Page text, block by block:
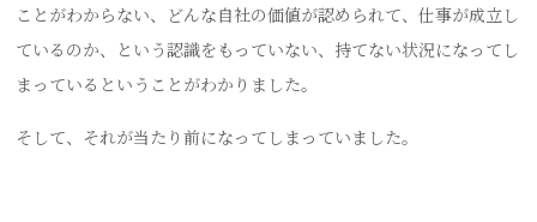
ことがわからない、どんな自社の価値が認められて、仕事が成立し
ているのか、という認識をもっていない、持てない状況になってし
まっているということがわかりました。
そして、それが当たり前になってしまっていました。